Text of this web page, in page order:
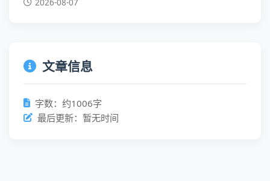
文章信息
字数：约1006字
最后更新：暂无时间